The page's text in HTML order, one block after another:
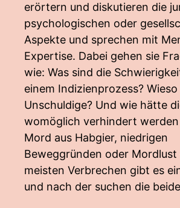
erörtern und diskutieren die
psychologischen oder
Aspekte und sprechen mit
Expertise. Dabei gehen sie
wie: Was sind die
einem Indizienprozess?
Unschuldige? Und wie hätte
womöglich verhindert
Mord aus Habgier, niedrigen
Beweggründen oder
meisten Verbrechen gibt es
und nach der suchen die